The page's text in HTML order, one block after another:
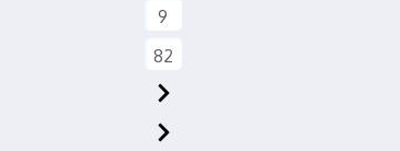
9
82